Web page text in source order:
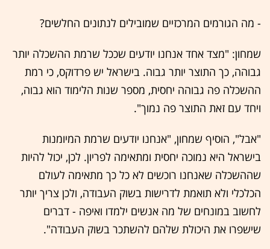
- מה הגורמים המרכזיים שמובילים לנתונים החלשים?
שמחון: "מצד אחד אנחנו יודעים שככל שרמת ההשכלה יותר
גבוהה, כך התוצר יותר גבוה. בישראל יש פרדוקס, כי רמת
ההשכלה פה גבוהה יחסית, מספר שנות הלימוד הוא גבוה,
ויחד עם זאת התוצר פה נמוך".
"אבל", הוסיף שמחון, "אנחנו יודעים שרמת המיומנות
בישראל היא נמוכה יחסית ומתאימה לפריון. לכן, יכול להיות
שההשכלה שאנחנו רוכשים לא כל כך מתאימה לעולם
הכלכלי ולא תואמת לדרישות בשוק העבודה, ולכן צריך יותר
לחשוב במונחים של מה אנשים ילמדו ואיפה - דברים
שישפרו את היכולת שלהם להשתכר בשוק העבודה".